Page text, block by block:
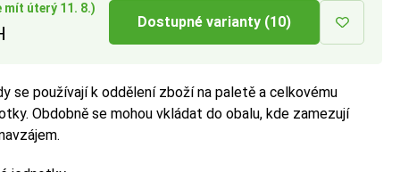
mít úterý 11. 8.)
Dostupné varianty (10)
se používají k oddělení zboží na paletě a celkovému
Obdobně se mohou vkládat do obalu, kde zamezují